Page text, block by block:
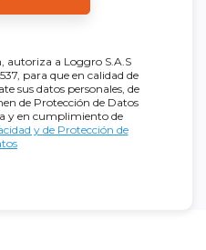
autoriza a Loggro S.A.S
para que en calidad de
sus datos personales, de
de Protección de Datos
y en cumplimiento de
y de Protección de